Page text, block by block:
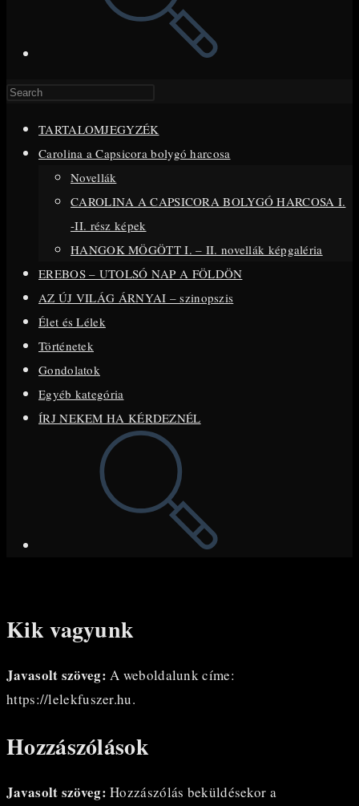
to
close
search
TARTALOMJEGYZÉK
Carolina a Capsicora bolygó harcosa
Novellák
CAROLINA A CAPSICORA BOLYGÓ HARCOSA I.
-II. rész képek
HANGOK MÖGÖTT I. – II. novellák képgaléria
EREBOS – UTOLSÓ NAP A FÖLDÖN
AZ ÚJ VILÁG ÁRNYAI – szinopszis
Élet és Lélek
Történetek
Gondolatok
Egyéb kategória
ÍRJ NEKEM HA KÉRDEZNÉL
Kik vagyunk
Javasolt szöveg:A weboldalunk címe:
https://lelekfuszer.hu.
Hozzászólások
Javasolt szöveg:Hozzászólás beküldésekor a